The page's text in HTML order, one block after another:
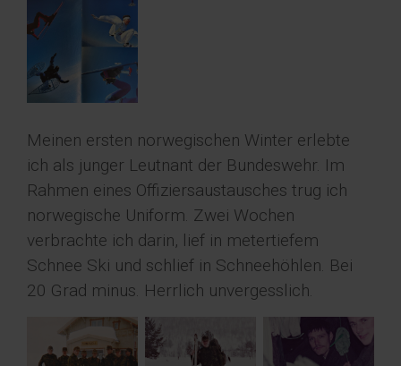
Meinen ersten norwegischen Winter erlebte
ich als junger Leutnant der Bundeswehr. Im
Rahmen eines Offiziersaustausches trug ich
norwegische Uniform. Zwei Wochen
verbrachte ich darin, lief in metertiefem
Schnee Ski und schlief in Schneehöhlen. Bei
20 Grad minus. Herrlich unvergesslich.